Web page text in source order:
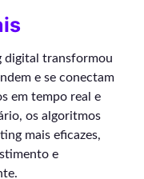
digital transformou
e se conectam
em tempo real e
os algoritmos
mais eficazes,
e